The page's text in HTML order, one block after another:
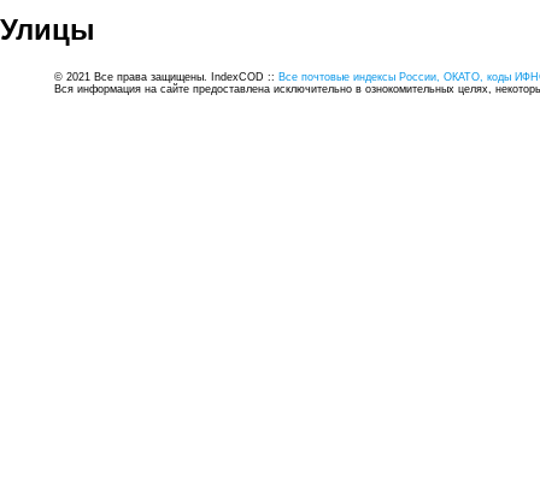
Улицы
© 2021 Все права защищены. IndexCOD :: Все почтовые индексы России, ОКАТО, коды
Вся информация на сайте предоставлена исключительно в ознокомительных целях,